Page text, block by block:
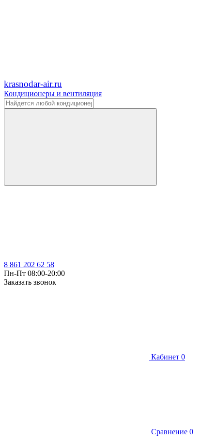
krasnodar-air.ru
Кондиционеры и вентиляция
8 861 202 62 58
Пн-Пт 08:00-20:00
Заказать звонок
Кабинет 0
Сравнение 0